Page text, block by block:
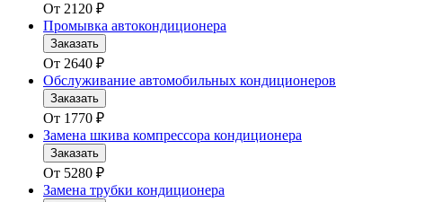
От 2120 ₽
Промывка автокондиционера
Заказать
От 2640 ₽
Обслуживание автомобильных кондиционеров
Заказать
От 1770 ₽
Замена шкива компрессора кондиционера
Заказать
От 5280 ₽
Замена трубки кондиционера